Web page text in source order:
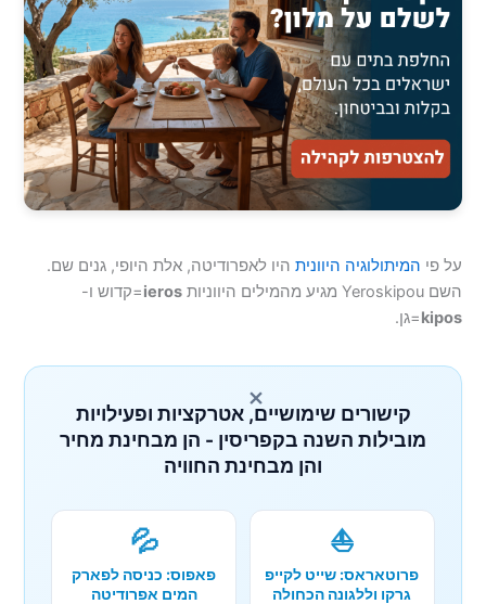
על פי המיתולוגיה היוונית היו לאפרודיטה, אלת היופי, גנים שם.
השם Yeroskipou מגיע מהמילים היווניות
ieros=קדוש ו-
kipos=גן.
×
קישורים שימושיים, אטרקציות ופעילויות
מובילות השנה בקפריסין - הן מבחינת מחיר
והן מבחינת החוויה
⛵
פרוטאראס: שייט לקייפ
גרקו וללגונה הכחולה
💦
פאפוס: כניסה לפארק
המים אפרודיטה